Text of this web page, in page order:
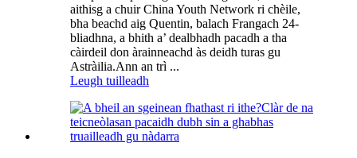
aithisg a chuir China Youth Network ri chèile,
bha beachd aig Quentin, balach Frangach 24-
bliadhna, a bhith a’ dealbhadh pacadh a tha
càirdeil don àrainneachd às deidh turas gu
Astràilia.Ann an trì ...
Leugh tuilleadh